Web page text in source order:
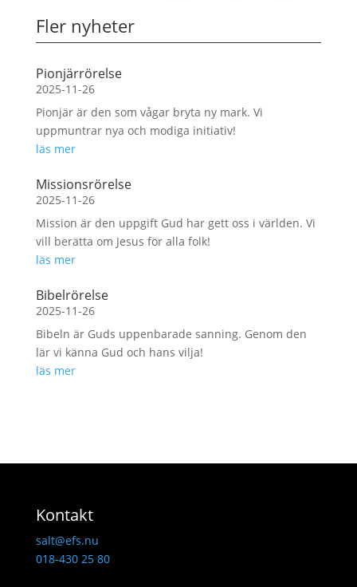
Fler nyheter
Pionjärrörelse
2025-11-26
Pionjär är den som vågar bryta ny mark. Vi
uppmuntrar nya och modiga initiativ!
läs mer
Missionsrörelse
2025-11-26
Mission är den uppgift Gud har gett oss i världen. Vi
vill berätta om Jesus för alla folk!
läs mer
Bibelrörelse
2025-11-26
Bibeln är Guds uppenbarade sanning. Genom den
lär vi känna Gud och hans vilja!
läs mer
Kontakt
salt@efs.nu
018-430 25 80